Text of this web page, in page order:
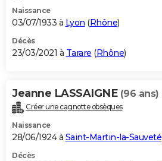
Naissance
03/07/1933 à Lyon (Rhône)
Décès
23/03/2021 à Tarare (Rhône)
Jeanne LASSAIGNE (96 ans)
Créer une cagnotte obsèques
Naissance
28/06/1924 à Saint-Martin-la-Sauveté
Décès